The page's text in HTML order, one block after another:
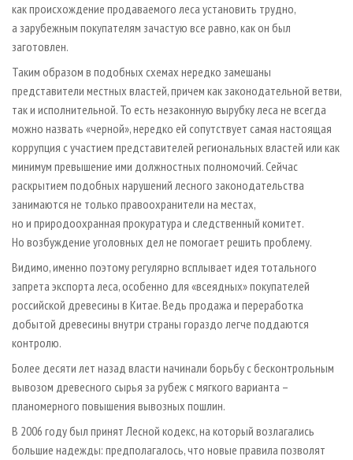
как происхождение продаваемого леса установить трудно,
а зарубежным покупателям зачастую все равно, как он был
заготовлен.
Таким образом в подобных схемах нередко замешаны
представители местных властей, причем как законодательной ветви,
так и исполнительной. То есть незаконную вырубку леса не всегда
можно назвать «черной», нередко ей сопутствует самая настоящая
коррупция с участием представителей региональных властей или как
минимум превышение ими должностных полномочий. Сейчас
раскрытием подобных нарушений лесного законодательства
занимаются не только правоохранители на местах,
но и природоохранная прокуратура и следственный комитет.
Но возбуждение уголовных дел не помогает решить проблему.
Видимо, именно поэтому регулярно всплывает идея тотального
запрета экспорта леса, особенно для «всеядных» покупателей
российской древесины в Китае. Ведь продажа и переработка
добытой древесины внутри страны гораздо легче поддаются
контролю.
Более десяти лет назад власти начинали борьбу с бесконтрольным
вывозом древесного сырья за рубеж с мягкого варианта –
планомерного повышения вывозных пошлин.
В 2006 году был принят Лесной кодекс, на который возлагались
большие надежды: предполагалось, что новые правила позволят